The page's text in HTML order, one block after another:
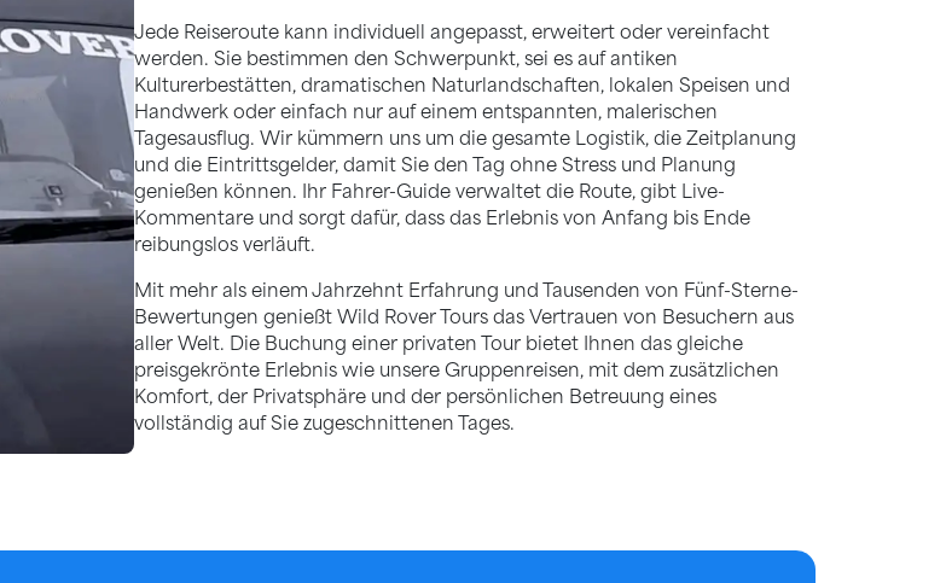
Jede Reiseroute kann individuell angepasst, erweitert oder vereinfacht
werden. Sie bestimmen den Schwerpunkt, sei es auf antiken
Kulturerbestätten, dramatischen Naturlandschaften, lokalen Speisen und
Handwerk oder einfach nur auf einem entspannten, malerischen
Tagesausflug. Wir kümmern uns um die gesamte Logistik, die Zeitplanung
und die Eintrittsgelder, damit Sie den Tag ohne Stress und Planung
genießen können. Ihr Fahrer-Guide verwaltet die Route, gibt Live-
Kommentare und sorgt dafür, dass das Erlebnis von Anfang bis Ende
reibungslos verläuft.
Mit mehr als einem Jahrzehnt Erfahrung und Tausenden von Fünf-Sterne-
Bewertungen genießt Wild Rover Tours das Vertrauen von Besuchern aus
aller Welt. Die Buchung einer privaten Tour bietet Ihnen das gleiche
preisgekrönte Erlebnis wie unsere Gruppenreisen, mit dem zusätzlichen
Komfort, der Privatsphäre und der persönlichen Betreuung eines
vollständig auf Sie zugeschnittenen Tages.